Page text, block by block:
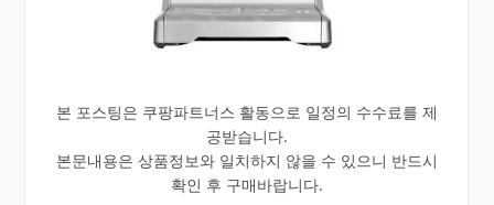
본 포스팅은 쿠팡파트너스 활동으로 일정의 수수료를 제
공받습니다.
본문내용은 상품정보와 일치하지 않을 수 있으니 반드시
확인 후 구매바랍니다.